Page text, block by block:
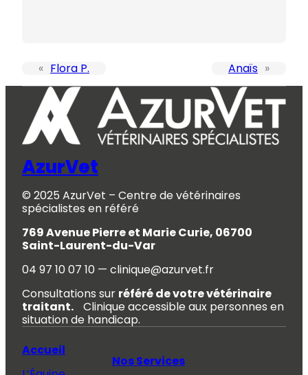
« Flora P. Anaïs »
AzurVet
© 2025 AzurVet – Centre de vétérinaires
spécialistes en référé
769 Avenue Pierre et Marie Curie, 06700
Saint-Laurent-du-Var
04 97 10 07 10 — clinique@azurvet.fr
Consultations sur référé de votre vétérinaire
traitant. Clinique accessible aux personnes en
situation de handicap.
Accueil
Nos Services